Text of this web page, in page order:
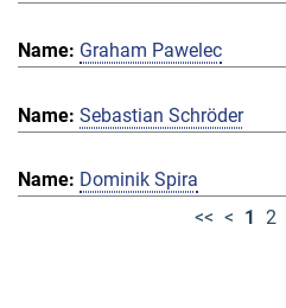
Graham Pawelec
Sebastian Schröder
Dominik Spira
<< < 1 2